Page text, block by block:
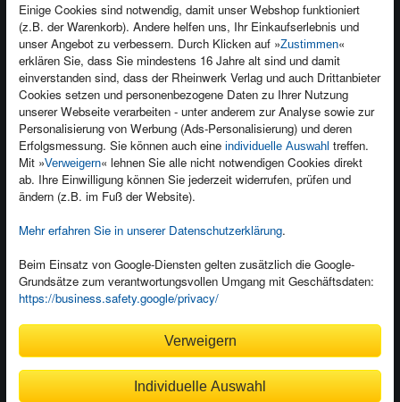
Einige Cookies sind notwendig, damit unser Webshop funktioniert
(z.B. der Warenkorb). Andere helfen uns, Ihr Einkaufserlebnis und
unser Angebot zu verbessern. Durch Klicken auf »Zustimmen«
erklären Sie, dass Sie mindestens 16 Jahre alt sind und damit
einverstanden sind, dass der Rheinwerk Verlag und auch Drittanbieter
Cookies setzen und personenbezogene Daten zu Ihrer Nutzung
unserer Webseite verarbeiten - unter anderem zur Analyse sowie zur
Personalisierung von Werbung (Ads-Personalisierung) und deren
Erfolgsmessung. Sie können auch eine individuelle Auswahl treffen.
Mit »Verweigern« lehnen Sie alle nicht notwendigen Cookies direkt
ab. Ihre Einwilligung können Sie jederzeit widerrufen, prüfen und
ändern (z.B. im Fuß der Website).
Mehr erfahren Sie in unserer Datenschutzerklärung.
Beim Einsatz von Google-Diensten gelten zusätzlich die Google-
Grundsätze zum verantwortungsvollen Umgang mit Geschäftsdaten:
https://business.safety.google/privacy/
Verweigern
Individuelle Auswahl
Kontakt
Newsletter
Für Unternehmen
Presseservice
Dozentenservice
Produktfeedback
Foreign Rights
Ein Buch schreiben
Kundenservice
Wir sind gerne für Sie da!
service@rheinwerk-verlag.de